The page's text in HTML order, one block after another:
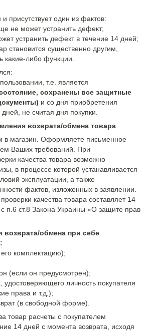
присутствует один из фактов:
не может устранить дефект;
устранить дефект в течение 14 дней;
становится существенно другим,
какие-либо функции.
т.е. является
сохранены все защитные
и со дня приобретения
не считая дня покупки.
возврата/обмена товара
в магазин. Оформляете письменное
Ваших требований. При
качества товара возможно
в процессе которой устанавливается
эксплуатации, а также
фактов, изложенных в заявлении.
качества товара составляет 14
с п.6 ст.8 Закона Украины «О защите прав
обмена при себе
комплектацию);
(если он предусмотрен);
личность покупателя
права и т.д.);
(в свободной форме).
товар расчеты с покупателем
14 дней с момента возврата, исходя